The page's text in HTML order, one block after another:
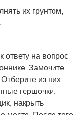
их грунтом,
ответу на вопрос
Замочите
из них
горшочки.
накрыть